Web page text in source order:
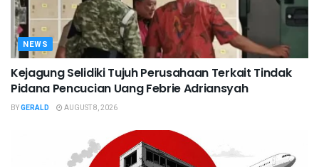
NEWS
Kejagung Selidiki Tujuh Perusahaan Terkait Tindak
Pidana Pencucian Uang Febrie Adriansyah
BYGERALD AUGUST 8, 2026